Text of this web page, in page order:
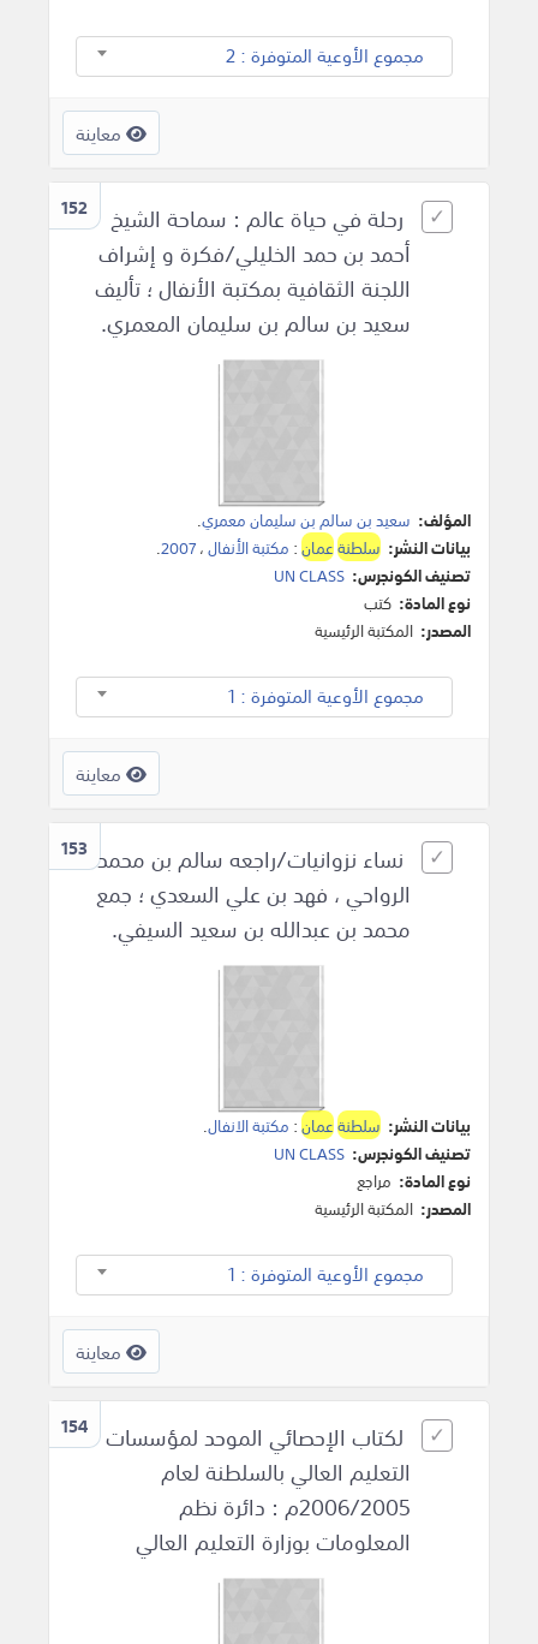
مجموع الأوعية المتوفرة : 2
معاينة
152
رحلة في حياة عالم : سماحة الشيخ
أحمد بن حمد الخليلي/فكرة و إشراف
اللجنة الثقافية بمكتبة الأنفال ؛ تأليف
سعيد بن سالم بن سليمان المعمري.
المؤلف: سعيد بن سالم بن سليمان معمري.
بيانات النشر: سلطنةعمان: مكتبة الأنفال،2007
.
تصنيف الكونجرس: UN CLASS
نوع المادة: كتب
المصدر: المكتبة الرئيسية
مجموع الأوعية المتوفرة : 1
معاينة
153 نساء نزوانيات/راجعه سالم بن محمد
الرواحي ، فهد بن علي السعدي ؛ جمع
محمد بن عبدالله بن سعيد السيفي.
بيانات النشر: سلطنةعمان: مكتبة الانفال.
تصنيف الكونجرس: UN CLASS
نوع المادة: مراجع
المصدر: المكتبة الرئيسية
مجموع الأوعية المتوفرة : 1
معاينة
154 لكتاب الإحصائي الموحد لمؤسسات
التعليم العالي بالسلطنة لعام
2006/2005م : دائرة نظم
المعلومات بوزارة التعليم العالي